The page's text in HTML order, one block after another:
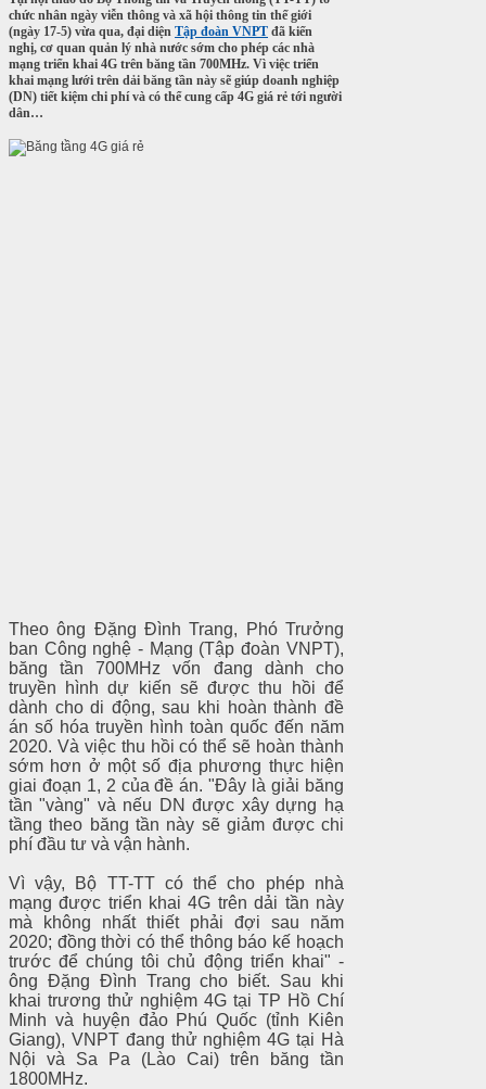
chức nhân ngày viễn thông và xã hội thông tin thế giới
(ngày 17-5) vừa qua, đại diện Tập đoàn VNPT đã kiến
nghị, cơ quan quản lý nhà nước sớm cho phép các nhà
mạng triển khai 4G trên băng tần 700MHz. Vì việc triển
khai mạng lưới trên dải băng tần này sẽ giúp doanh nghiệp
(DN) tiết kiệm chi phí và có thể cung cấp 4G giá rẻ tới người
dân…
Theo ông Đặng Đình Trang, Phó Trưởng
ban Công nghệ - Mạng (Tập đoàn VNPT),
băng tần 700MHz vốn đang dành cho
truyền hình dự kiến sẽ được thu hồi để
dành cho di động, sau khi hoàn thành đề
án số hóa truyền hình toàn quốc đến năm
2020. Và việc thu hồi có thể sẽ hoàn thành
sớm hơn ở một số địa phương thực hiện
giai đoạn 1, 2 của đề án. "Đây là giải băng
tần "vàng" và nếu DN được xây dựng hạ
tầng theo băng tần này sẽ giảm được chi
phí đầu tư và vận hành.
Vì vậy, Bộ TT-TT có thể cho phép nhà
mạng được triển khai 4G trên dải tần này
mà không nhất thiết phải đợi sau năm
2020; đồng thời có thể thông báo kế hoạch
trước để chúng tôi chủ động triển khai" -
ông Đặng Đình Trang cho biết. Sau khi
khai trương thử nghiệm 4G tại TP Hồ Chí
Minh và huyện đảo Phú Quốc (tỉnh Kiên
Giang), VNPT đang thử nghiệm 4G tại Hà
Nội và Sa Pa (Lào Cai) trên băng tần
1800MHz.